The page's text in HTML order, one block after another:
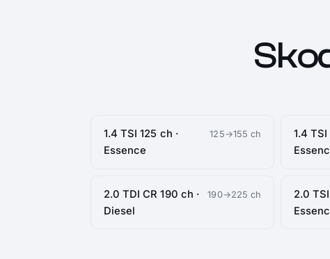
1.4 TSI 125 ch ·
Essence
125→155 ch
1.4 TSI
2.0 TDI CR 190 ch ·
Diesel
190→225 ch
2.0